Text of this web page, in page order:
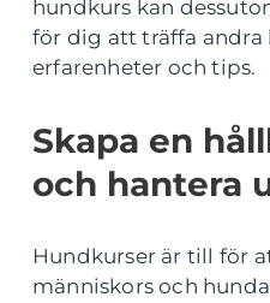
hundkurs kan
för dig att träffa
erfarenheter och tips.
Skapa en
och hantera
Hundkurser är till för
människors och